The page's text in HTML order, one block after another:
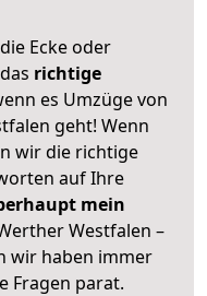
Ecke oder
richtige
es Umzüge von
geht! Wenn
wir die richtige
auf Ihre
mein
Westfalen –
wir haben immer
Fragen parat.